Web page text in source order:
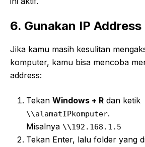
6. Gunakan IP
Jika kamu masih kesulitan
komputer, kamu bisa mencoba
address:
Tekan Windows + R dan ketik
\\alamatIPkomputer.
Misalnya \\192.168.1.5
Tekan Enter, lalu folder yang